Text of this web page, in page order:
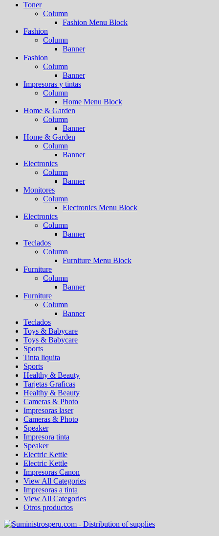
Toner
Column
Fashion Menu Block
Fashion
Column
Banner
Fashion
Column
Banner
Impresoras y tintas
Column
Home Menu Block
Home & Garden
Column
Banner
Home & Garden
Column
Banner
Electronics
Column
Banner
Monitores
Column
Electronics Menu Block
Electronics
Column
Banner
Teclados
Column
Furniture Menu Block
Furniture
Column
Banner
Furniture
Column
Banner
Teclados
Toys & Babycare
Toys & Babycare
Sports
Tinta liquita
Sports
Healthy & Beauty
Tarjetas Graficas
Healthy & Beauty
Cameras & Photo
Impresoras laser
Cameras & Photo
Speaker
Impresora tinta
Speaker
Electric Kettle
Electric Kettle
Impresoras Canon
View All Categories
Impresoras a tinta
View All Categories
Otros productos